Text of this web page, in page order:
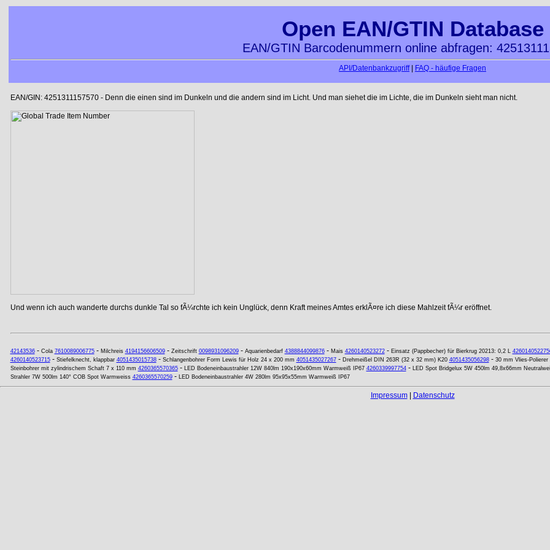
Open EAN/GTIN Database
EAN/GTIN Barcodenummern online abfragen:
API/Datenbankzugriff| FAQ - häufige Fragen
EAN/GIN: 4251311157570 - Denn die einen sind im Dunkeln und die andern sind im Licht. Und man siehet die im Lichte, die im Dunkeln sieht man nicht.
Und wenn ich auch wanderte durchs dunkle Tal so fÃ¼rchte ich kein Unglück, denn Kraft meines Amtes erklÃ¤re ich diese Mahlzeit fÃ¼r eröffnet.
42143536- Cola 7610089006775- Milchreis 4194156606509- Zeitschrift 0098931096209- Aquarienbedarf 4388844099876- Mais 4260140523272- Einsatz (Pappbecher) für Bierkrug 20213: 0,2 L
4260140523715- Stiefelknecht, klappbar 4051435015738- Schlangenbohrer Form Lewis für Holz 24 x 200 mm 4051435027267- Drehmeißel DIN 263R (32 x 32 mm) K20 4051435056298- 30 mm Vlies-
Steinbohrer mit zylindrischem Schaft 7 x 110 mm 4260365570365- LED Bodeneinbaustrahler 12W 840lm 190x190x60mm Warmweiß IP67 4260339997754- LED Spot Bridgelux 5W 450lm 49,8x66mm
Strahler 7W 500lm 140° COB Spot Warmweiss 4260365570259- LED Bodeneinbaustrahler 4W 280lm 95x95x55mm Warmweiß IP67
Impressum| Datenschutz